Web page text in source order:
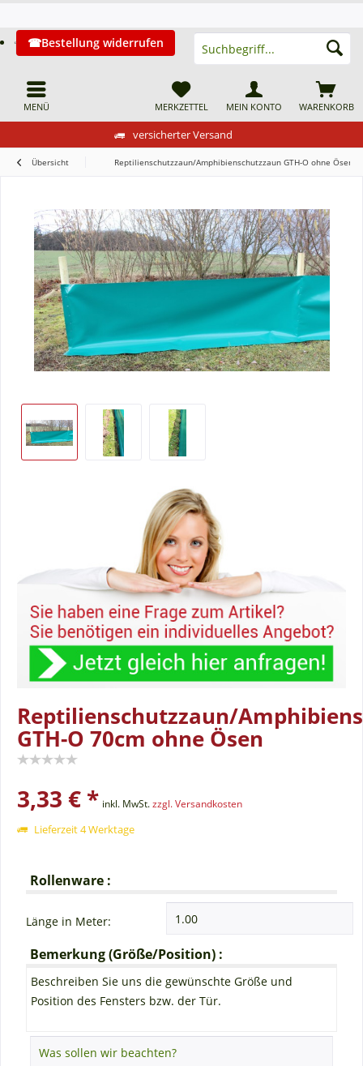
versicherter Versand
MENÜ
Bestellung widerrufen
WARENKORB
MERKZETTEL MEIN KONTO
Übersicht Reptilienschutzzaun/Amphibienschutzzaun GTH-O ohne Ösen
Reptilienschutzzaun/
GTH-O 70cm ohne Ösen
3,33 € * inkl. MwSt.zzgl. Versandkosten
Lieferzeit 4 Werktage
Rollenware :
Länge in Meter:
Bemerkung (Größe/Position) :
Beschreiben Sie uns die gewünschte Größe und
Position des Fensters bzw. der Tür.